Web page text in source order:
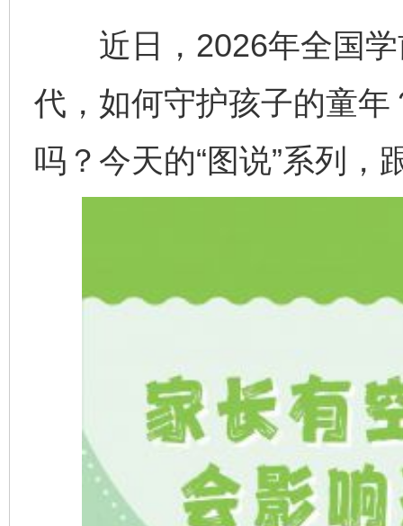
近日，2026年全国学
代，如何守护孩子的童
吗？今天的“图说”系列